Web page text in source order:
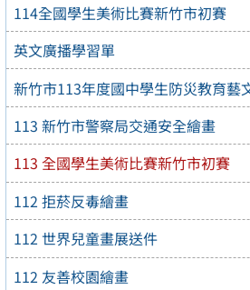
114全國學生美術比賽新竹市初賽
英文廣播學習單
新竹市113年度國中學生防災教育藝
113 新竹市警察局交通安全繪畫
113 全國學生美術比賽新竹市初賽
112 拒菸反毒繪畫
112 世界兒童畫展送件
112 友善校園繪畫